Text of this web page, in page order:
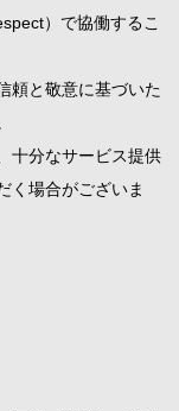
）で協働するこ
頼と敬意に基づいた
十分なサービス提供
く場合がございま